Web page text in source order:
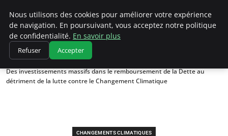
Climatedebtagents
Accueil
Changements climatiques
Des investissements massifs dans le remboursement de la Dette au
détriment de la lutte contre le Changement Climatique
CHANGEMENTS CLIMATIQUES
Nous utilisons des cookies pour améliorer votre expérience
de navigation. En poursuivant, vous acceptez notre politique
de confidentialité. En savoir plus
Refuser Accepter